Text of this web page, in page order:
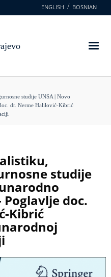
ENGLISH BOSNIAN
studije UNSA | Novo
dr. Nerme Halilović-Kibrić
studije
doc.
Kibrić